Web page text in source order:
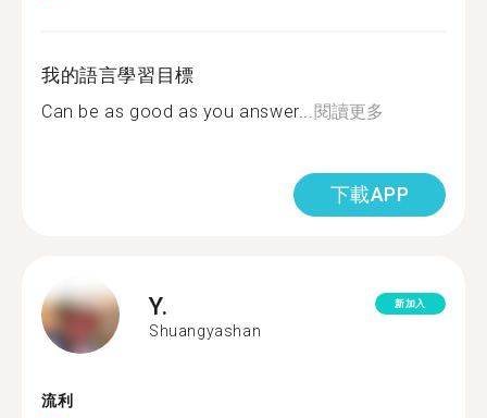
我的語言學習目標
Can be as good as you answer... 閱讀更多
下載APP
Y.
Shuangyashan
新加入
流利